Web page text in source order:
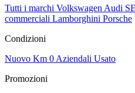
Tutti i marchi Volkswagen Audi
commerciali Lamborghini Porsche
Condizioni
Nuovo Km 0 Aziendali Usato
Promozioni